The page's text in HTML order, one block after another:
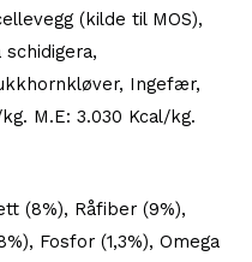
(kilde til MOS),
schidigera,
Ingefær,
M.E: 3.030 Kcal/kg.
(8%), Råfiber (9%),
Fosfor (1,3%), Omega